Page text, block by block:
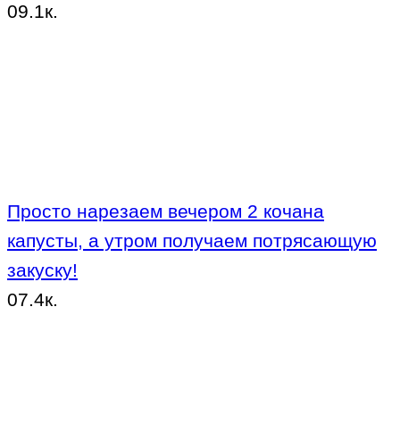
09.1к.
Просто нарезаем вечером 2 кочана
капусты, а утром получаем потрясающую
закуску!
07.4к.